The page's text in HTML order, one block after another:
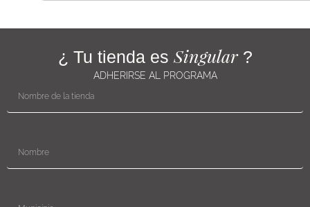
¿ Tu tienda es Singular?
ADHERIRSE AL PROGRAMA